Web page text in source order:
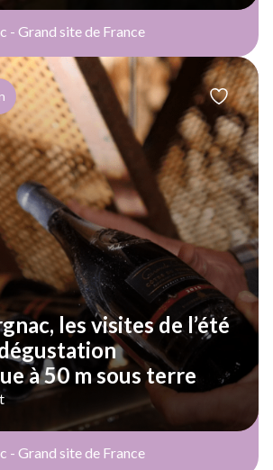
- Grand site de France
les visites de l’été
à 50 m sous terre
- Grand site de France